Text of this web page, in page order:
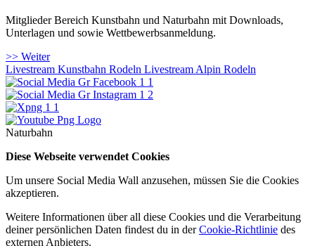
Mitglieder Bereich Kunstbahn und Naturbahn mit Downloads,
Unterlagen und sowie Wettbewerbsanmeldung.
>> Weiter
Livestream Kunstbahn Rodeln Livestream Alpin Rodeln
Naturbahn
Diese Webseite verwendet Cookies
Um unsere Social Media Wall anzusehen, müssen Sie die Cookies
akzeptieren.
Weitere Informationen über all diese Cookies und die Verarbeitung
deiner persönlichen Daten findest du in derCookie-Richtlinie des
externen Anbieters.